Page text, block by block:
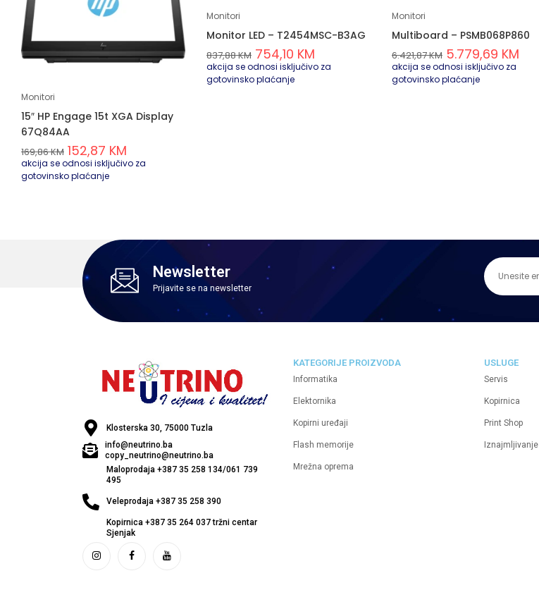
Monitori
15″ HP Engage 15t XGA Display
67Q84AA
169,86KM 152,87 KM
akcija se odnosi isključivo za
gotovinsko plaćanje
Monitori
Monitor LED – T2454MSC-B3AG
837,88KM 754,10 KM
akcija se odnosi isključivo za
gotovinsko plaćanje
Monitori
Multiboard – PSMB068P860
6.421,87KM 5.779,69 KM
akcija se odnosi isključivo za
gotovinsko plaćanje
Newsletter
Prijavite se na newsletter
Klosterska 30, 75000 Tuzla
info@neutrino.ba
copy_neutrino@neutrino.ba
Maloprodaja +387 35 258 134/061 739
495
Veleprodaja +387 35 258 390
Kopirnica +387 35 264 037 tržni centar
Sjenjak
KATEGORIJE PROIZVODA
Informatika
Elektornika
Kopirni uređaji
Flash memorije
Mrežna oprema
USLUGE
Servis
Kopirnica
Print Shop
Iznajmljivanje